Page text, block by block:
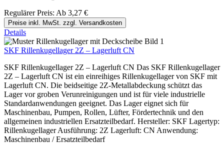
Regulärer Preis: Ab 3,27 €
Preise inkl. MwSt. zzgl. Versandkosten
Details
SKF Rillenkugellager 2Z – Lagerluft CN
SKF Rillenkugellager 2Z – Lagerluft CN Das SKF Rillenkugellager
2Z – Lagerluft CN ist ein einreihiges Rillenkugellager von SKF mit
Lagerluft CN. Die beidseitige 2Z-Metallabdeckung schützt das
Lager vor groben Verunreinigungen und ist für viele industrielle
Standardanwendungen geeignet. Das Lager eignet sich für
Maschinenbau, Pumpen, Rollen, Lüfter, Fördertechnik und den
allgemeinen industriellen Ersatzteilbedarf. Hersteller: SKF Lagertyp:
Rillenkugellager Ausführung: 2Z Lagerluft: CN Anwendung:
Maschinenbau / Ersatzteilbedarf